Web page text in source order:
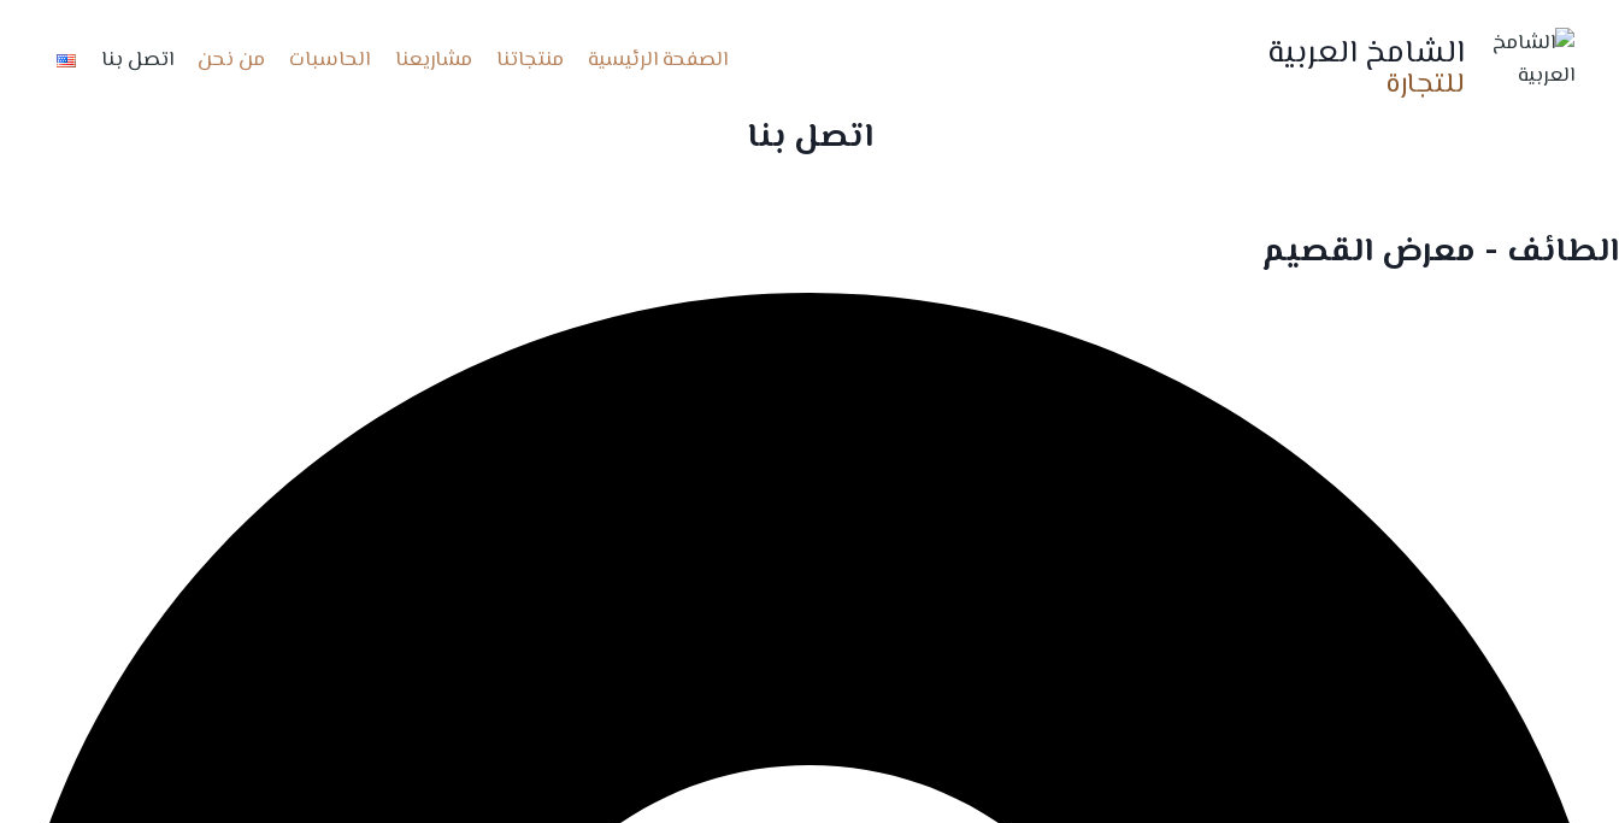
content
الشامخ العربية
للتجارة
الصفحة الرئيسية منتجاتنا مشاريعنا الحاسبات من نحن اتصل بنا
اتصل بنا
الطائف - معرض القصيم